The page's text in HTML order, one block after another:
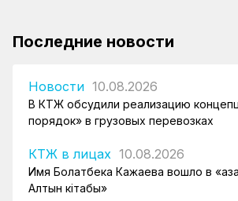
Последние новости
Новости 10.08.2026
В КТЖ обсудили реализацию
порядок» в грузовых перевозках
КТЖ в лицах 10.08.2026
Имя Болатбека Кажаева вошло в
Алтын кітабы»